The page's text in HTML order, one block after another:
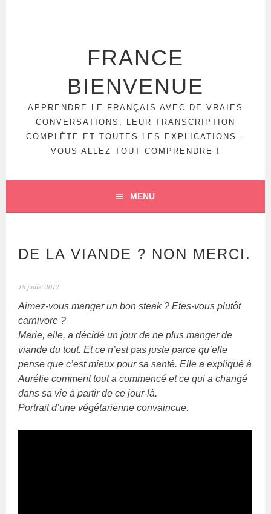
FRANCE
BIENVENUE
APPRENDRE LE FRANÇAIS AVEC DE VRAIES
CONVERSATIONS, LEUR TRANSCRIPTION
COMPLÈTE ET TOUTES LES EXPLICATIONS –
VOUS ALLEZ TOUT COMPRENDRE !
MENU
DE LA VIANDE ? NON MERCI.
18 juillet 2012
Aimez-vous manger un bon steak ? Etes-vous plutôt
carnivore ?
Marie, elle, a décidé un jour de ne plus manger de
viande du tout. Et ce n’est pas juste parce qu’elle
pense que c’est mieux pour sa santé. Elle a expliqué à
Aurélie comment tout a commencé et ce qui a changé
dans sa vie à partir de ce jour-là.
Portrait d’une végétarienne convaincue.